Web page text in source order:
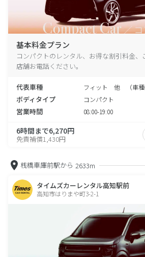
基本料金プラン
コンパクトのレンタル、お得な割引料金
店舗お電話ください。
代表車種 フィット 他 （車種
ボディタイプ コンパクト
営業時間 08:00-19:00
6時間まで6,270円
免責補償1,430円
桟橋車庫前駅から 2633m
タイムズカーレンタル高知駅前
高知市はりまや町3-2-1